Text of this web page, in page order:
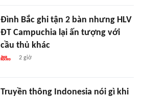
Đình Bắc ghi tận 2 bàn nhưng HLV
ĐT Campuchia lại ấn tượng với
cầu thủ khác
2 giờ
Truyền thông Indonesia nói gì khi